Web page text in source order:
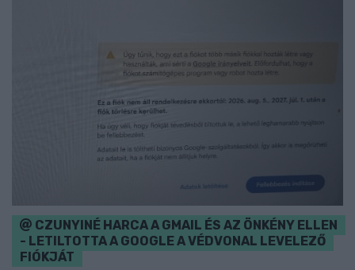
CZUNYINÉ HARCA A GMAIL ÉS AZ ÖNKÉNY ELLEN
- LETILTOTTA A GOOGLE A VÉDVONAL LEVELEZŐ
FIÓKJÁT